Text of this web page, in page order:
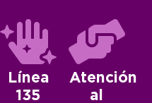
Línea
135
Atención
al